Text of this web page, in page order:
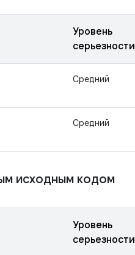
Уровень
серьезности
Средний
Средний
исходным кодом
Уровень
серьезности